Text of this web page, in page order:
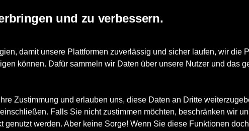
und zu verbessern.
damit unsere Plattformen zuverlässig und sicher laufen, wir die
können. Dafür sammeln wir Daten über unsere Nutzer und das
Zustimmung und erlauben uns, diese Daten an Dritte
Falls Sie nicht zustimmen möchten, beschränken wir
werden. Aber keine Sorge! Wenn Sie diese Funktionen